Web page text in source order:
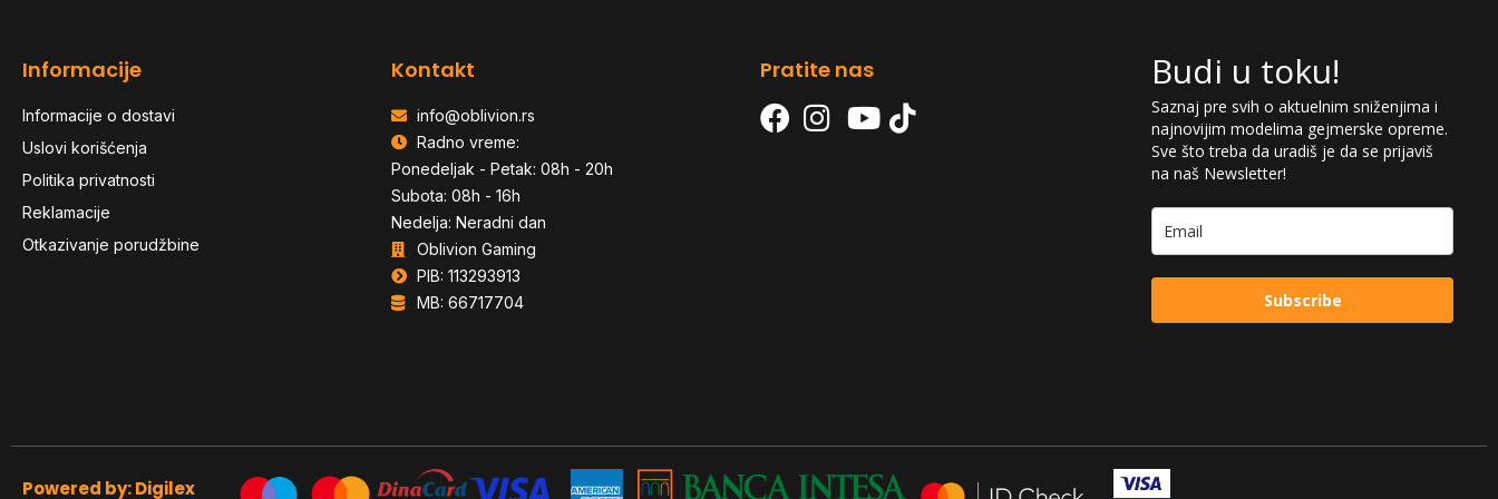
Informacije
Informacije o dostavi
Uslovi korišćenja
Politika privatnosti
Reklamacije
Otkazivanje porudžbine
Kontakt
info@oblivion.rs
Radno vreme:
Ponedeljak - Petak: 08h - 20h
Subota: 08h - 16h
Nedelja: Neradni dan
Oblivion Gaming
PIB: 113293913
MB: 66717704
Pratite nas Budi u toku!
Saznaj pre svih o aktuelnim sniženjima i
najnovijim modelima gejmerske opreme.
Sve što treba da uradiš je da se prijaviš
na naš Newsletter!
Subscribe
Powered by: Digilex